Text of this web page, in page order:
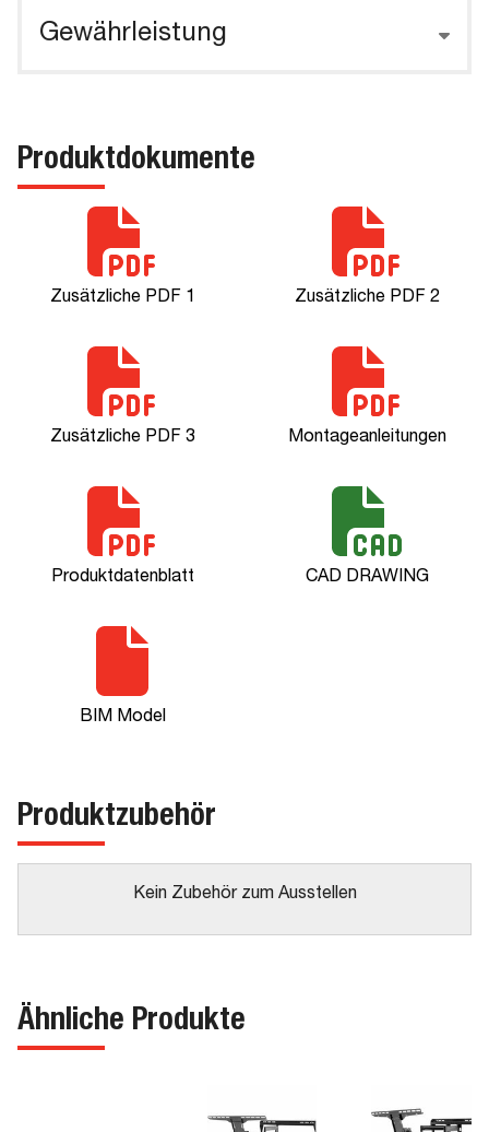
Gewährleistung
Produktdokumente
Zusätzliche PDF 1 Zusätzliche PDF 2
Zusätzliche PDF 3 Montageanleitungen
Produktdatenblatt CAD DRAWING
BIM Model
Produktzubehör
Kein Zubehör zum Ausstellen
Ähnliche Produkte